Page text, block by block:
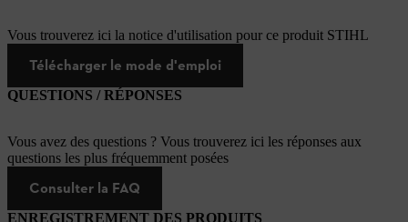
Vous trouverez ici la notice d'utilisation pour ce produit STIHL
Télécharger le mode d'emploi
QUESTIONS / RÉPONSES
Vous avez des questions ? Vous trouverez ici les réponses aux
questions les plus fréquemment posées
Consulter la FAQ
ENREGISTREMENT DES PRODUITS